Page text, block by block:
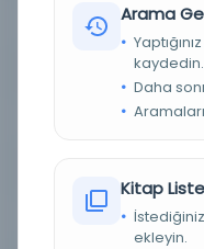
Evet
KÜTÜPHANE
Arama
kaydedin.
Daha
Kitap
ekleyin.